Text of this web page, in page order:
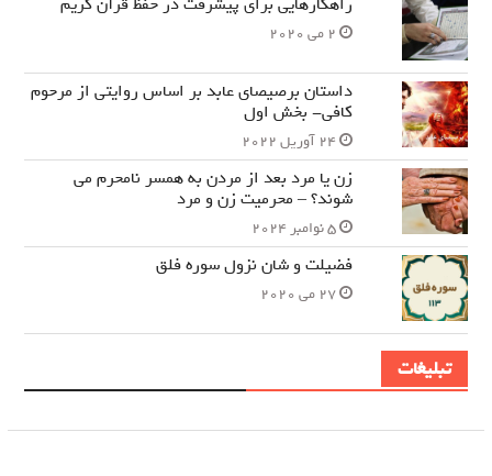
2 می 2020
داستان برصیصای عابد بر اساس روایتی از مرحوم
کافی- بخش اول
24 آوریل 2022
زن یا مرد بعد از مردن به همسر نامحرم می
شوند؟ – محرمیت زن و مرد
5 نوامبر 2024
فضیلت و شان نزول سوره فلق
27 می 2020
تبلیغات